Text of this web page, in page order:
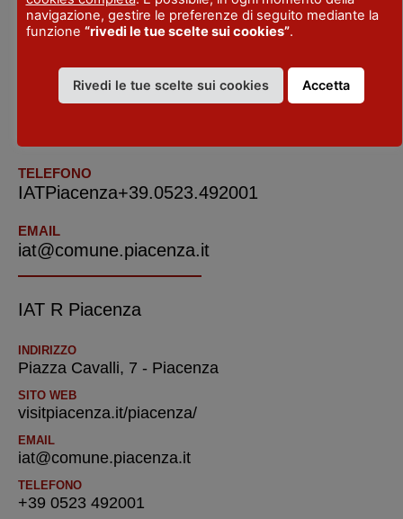
Piacenza
TELEFONO
IATPiacenza+39.0523.492001
EMAIL
iat@comune.piacenza.it
IAT R Piacenza
INDIRIZZO
Piazza Cavalli, 7 - Piacenza
SITO WEB
visitpiacenza.it/piacenza/
EMAIL
iat@comune.piacenza.it
TELEFONO
+39 0523 492001
navigazione, gestire le preferenze di seguito mediante la
funzione “rivedi le tue scelte sui cookies”.
Rivedi le tue scelte sui cookies Accetta